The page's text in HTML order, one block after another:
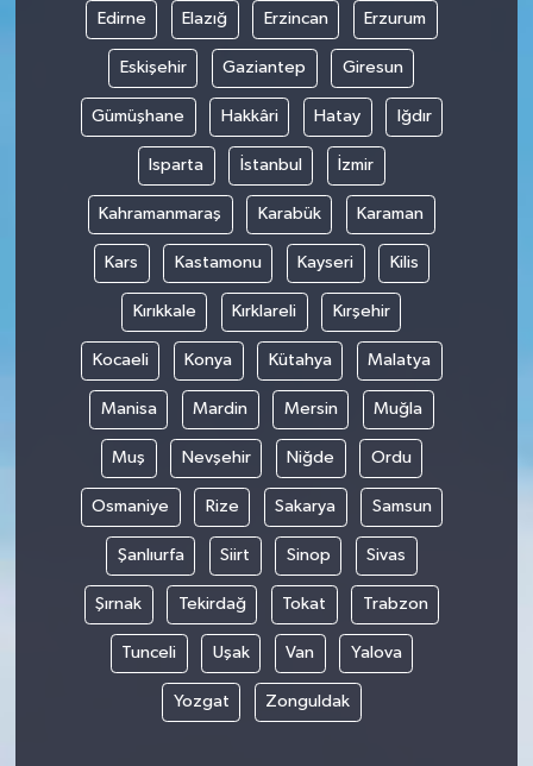
Edirne Elazığ Erzincan Erzurum
Eskişehir Gaziantep Giresun
Gümüşhane Hakkâri Hatay Iğdır
Isparta İstanbul İzmir
Kahramanmaraş Karabük Karaman
Kars Kastamonu Kayseri Kilis
Kırıkkale Kırklareli Kırşehir
Kocaeli Konya Kütahya Malatya
Manisa Mardin Mersin Muğla
Muş Nevşehir Niğde Ordu
Osmaniye Rize Sakarya Samsun
Şanlıurfa Siirt Sinop Sivas
Şırnak Tekirdağ Tokat Trabzon
Tunceli Uşak Van Yalova
Yozgat Zonguldak